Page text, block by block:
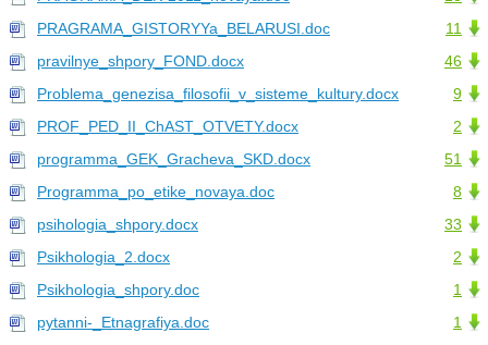
11
PRAGRAMA_GISTORYYa_BELARUSI.doc
46
pravilnye_shpory_FOND.docx
9
Problema_genezisa_filosofii_v_sisteme_kultury.docx
2
PROF_PED_II_ChAST_OTVETY.docx
51
programma_GEK_Gracheva_SKD.docx
8
Programma_po_etike_novaya.doc
33
psihologia_shpory.docx
2
Psikhologia_2.docx
1
Psikhologia_shpory.doc
1
pytanni-_Etnagrafiya.doc